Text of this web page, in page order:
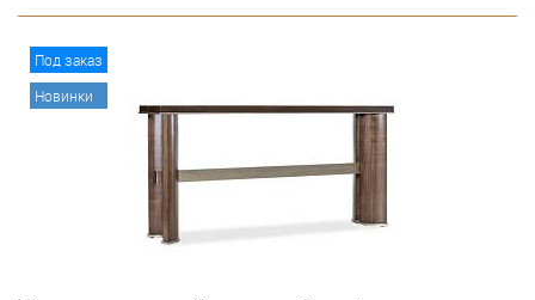
Под заказ
Новинки